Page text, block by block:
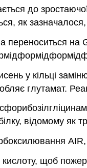
до
як
переноситься
у кільці
глутамат.
відомому як
щоб